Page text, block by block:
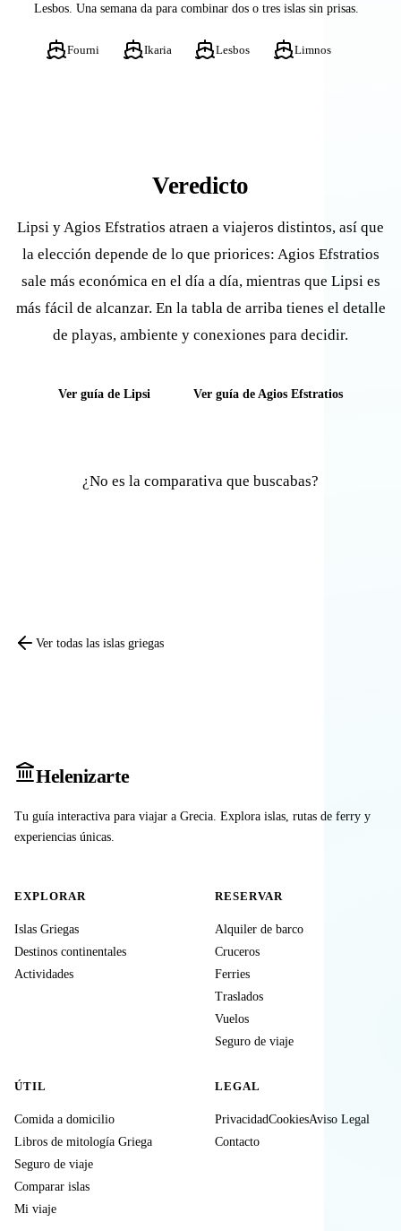
Lesbos. Una semana da para combinar dos o tres islas sin prisas.
Fourni Ikaria Lesbos Limnos
Veredicto
Lipsi y Agios Efstratios atraen a viajeros distintos, así que
la elección depende de lo que priorices: Agios Efstratios
sale más económica en el día a día, mientras que Lipsi es
más fácil de alcanzar. En la tabla de arriba tienes el detalle
de playas, ambiente y conexiones para decidir.
Ver guía de Lipsi Ver guía de Agios Efstratios
¿No es la comparativa que buscabas?
Ver todas las islas griegas
Helenizarte
Tu guía interactiva para viajar a Grecia. Explora islas, rutas de ferry y
experiencias únicas.
EXPLORAR
Islas Griegas
Destinos continentales
Actividades
RESERVAR
Alquiler de barco
Cruceros
Ferries
Traslados
Vuelos
Seguro de viaje
ÚTIL
Comida a domicilio
Libros de mitología Griega
Seguro de viaje
Comparar islas
Mi viaje
LEGAL
PrivacidadCookiesAviso Legal
Contacto